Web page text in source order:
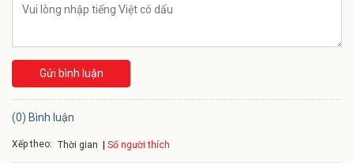
Gửi bình luận
(0) Bình luận
Xếp theo: Thời gian Số người thích